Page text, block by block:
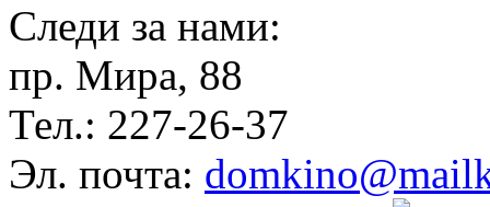
Следи за нами:
пр. Мира, 88
Тел.: 227-26-37
Эл. почта: